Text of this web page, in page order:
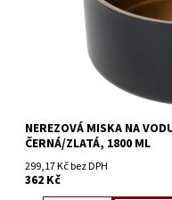
NEREZOVÁ MISKA NA
ČERNÁ/ZLATÁ, 1800 ML
299,17 Kč bez DPH
362 Kč